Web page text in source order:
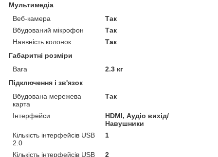
Мультимедіа
Веб-камера
Так
Вбудований мікрофон
Так
Наявність колонок
Так
Габаритні розміри
Вага
2.3 кг
Підключення і зв'язок
Вбудована мережева
карта
Так
Інтерфейси
HDMI, Аудіо вихід/
Навушники
Кількість інтерфейсів USB
2.0
1
Кількість інтерфейсів USB
2